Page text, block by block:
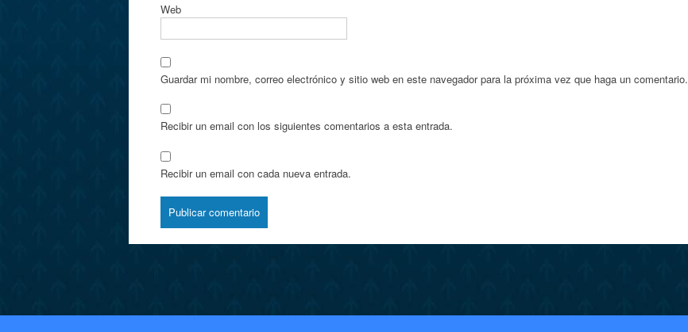
Web
Guardar mi nombre, correo electrónico y sitio web en este navegador para la próxima vez que haga un comentario.
Recibir un email con los siguientes comentarios a esta entrada.
Recibir un email con cada nueva entrada.